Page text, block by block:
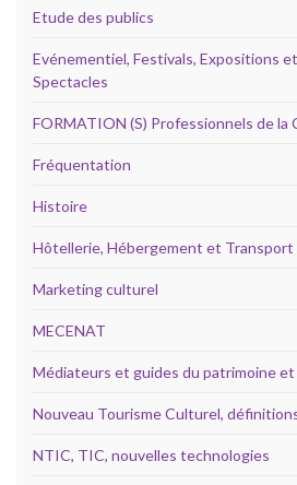
Etude des publics
Evénementiel, Festivals, Expositions
Spectacles
FORMATION (S) Professionnels de
Fréquentation
Histoire
Hôtellerie, Hébergement et Transport
Marketing culturel
MECENAT
Médiateurs et guides du patrimoine et
Nouveau Tourisme Culturel,
NTIC, TIC, nouvelles technologies